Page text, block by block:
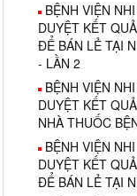
BỆNH VIỆN
DUYỆT KẾT
ĐỂ BÁN LẺ TẠI
- LẦN 2
BỆNH VIỆN
DUYỆT KẾT
NHÀ THUỐC
BỆNH VIỆN
DUYỆT KẾT
ĐỂ BÁN LẺ TẠI